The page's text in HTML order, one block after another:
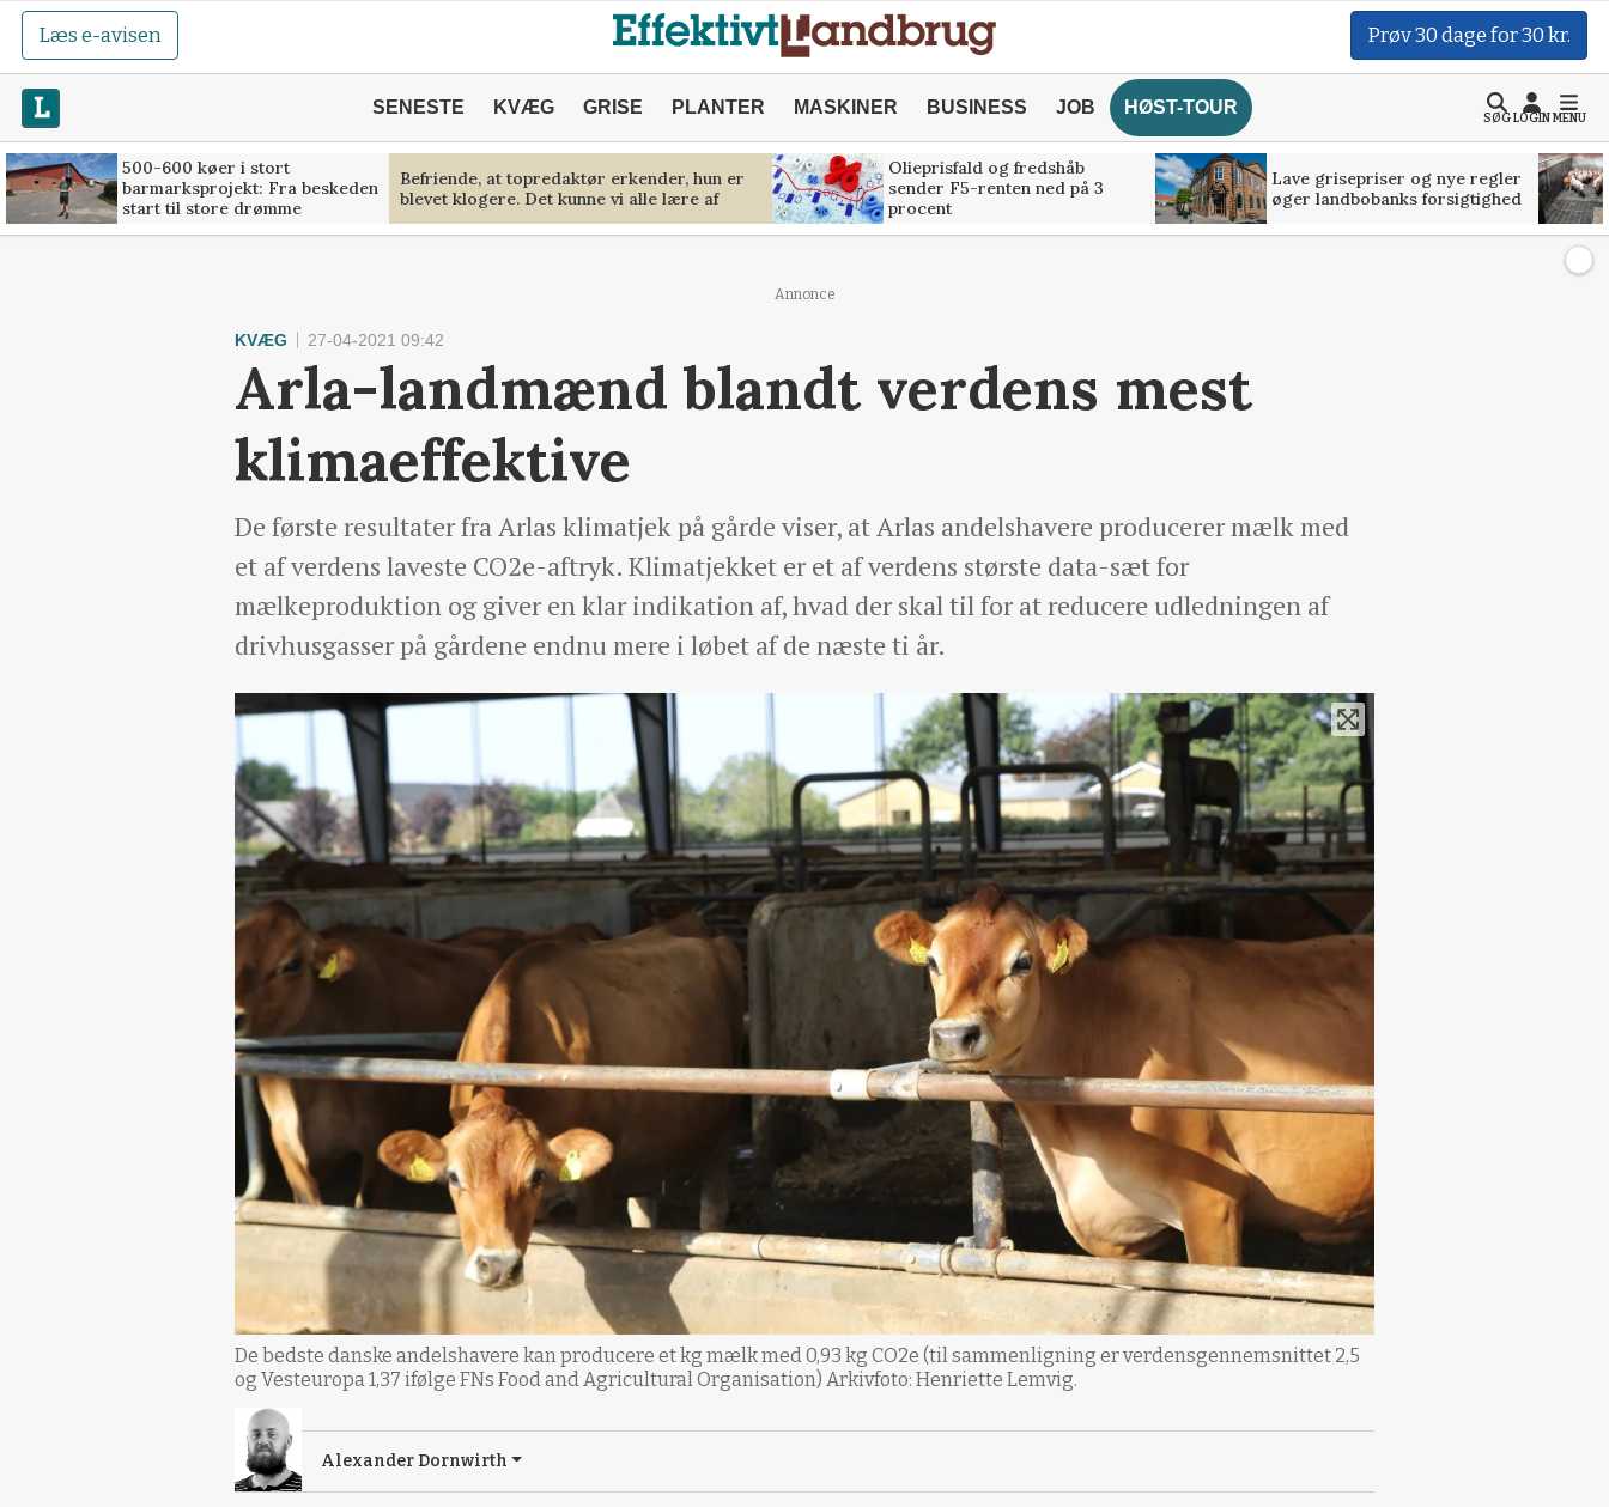
Læs e-avisen Prøv 30 dage for 30 kr.
SENESTE KVÆG GRISE PLANTER MASKINER BUSINESS JOB HØST-TOUR
SØGLOGINMENU
500-600 køer i stort
barmarksprojekt: Fra beskeden
start til store drømme
Befriende, at topredaktør erkender, hun er
blevet klogere. Det kunne vi alle lære af
Olieprisfald og fredshåb
sender F5-renten ned på 3
procent
Lave grisepriser og nye regler
øger landbobanks forsigtighed
Annonce
KVÆG 27-04-2021 09:42
Arla-landmænd blandt verdens mest
klimaeffektive
De første resultater fra Arlas klimatjek på gårde viser, at Arlas andelshavere producerer mælk med
et af verdens laveste CO2e-aftryk. Klimatjekket er et af verdens største data-sæt for
mælkeproduktion og giver en klar indikation af, hvad der skal til for at reducere udledningen af
drivhusgasser på gårdene endnu mere i løbet af de næste ti år.
De bedste danske andelshavere kan producere et kg mælk med 0,93 kg CO2e (til sammenligning er verdensgennemsnittet 2,5
og Vesteuropa 1,37 ifølge FNs Food and Agricultural Organisation) Arkivfoto: Henriette Lemvig.
Alexander Dornwirth